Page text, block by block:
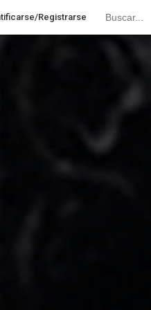
Registrarse